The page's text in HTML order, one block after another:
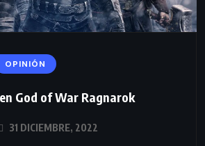
OPINIÓN
God of War Ragnarok
31 DICIEMBRE, 2022